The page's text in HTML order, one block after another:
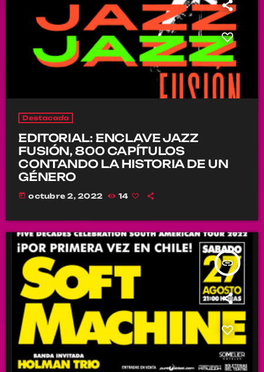
Destacada
EDITORIAL: ENCLAVE JAZZ
FUSIÓN, 800 CAPÍTULOS
CONTANDO LA HISTORIA DE UN
GÉNERO
today octubre 2, 2022 14
insert_link